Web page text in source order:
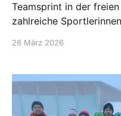
Teamsprint in der
zahlreiche
packende Duelle um
Großwaltersdorf
26 März 2026